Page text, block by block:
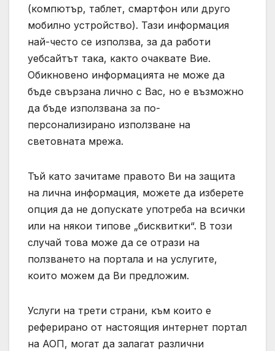
(компютър, таблет, смартфон или друго
мобилно устройство). Тази информация
най-често се използва, за да работи
уебсайтът така, както очаквате Вие.
Обикновено информацията не може да
бъде свързана лично с Вас, но е възможно
да бъде използвана за по-
персонализирано използване на
световната мрежа.
Тъй като зачитаме правото Ви на защита
на лична информация, можете да изберете
опция да не допускате употреба на всички
или на някои типове „бисквитки“. В този
случай това може да се отрази на
ползването на портала и на услугите,
които можем да Ви предложим.
Услуги на трети страни, към които е
реферирано от настоящия интернет портал
на АОП, могат да залагат различни